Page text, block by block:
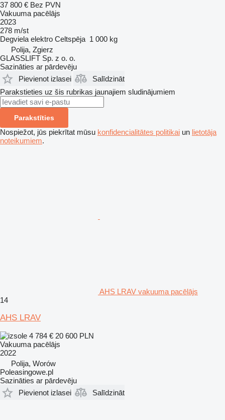
37 800 € Bez PVN
Vakuuma pacēlājs
2023
278 m/st
Degviela elektro Celtspēja 1 000 kg
Polija, Zgierz
GLASSLIFT Sp. z o. o.
Sazināties ar pārdevēju
Pievienot izlasei
Salīdzināt
Parakstieties uz šis rubrikas jaunajiem sludinājumiem
Parakstīties
Nospiežot, jūs piekrītat mūsu konfidencialitātes politikai un lietotāja
noteikumiem.
AHS LRAV vakuuma pacēlājs
14
AHS LRAV
4 784 € 20 600 PLN
Vakuuma pacēlājs
2022
Polija, Worów
Poleasingowe.pl
Sazināties ar pārdevēju
Pievienot izlasei
Salīdzināt